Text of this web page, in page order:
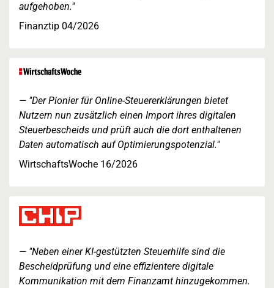
aufgehoben."
Finanztip 04/2026
"Der Pionier für Online-Steuererklärungen bietet
Nutzern nun zusätzlich einen Import ihres digitalen
Steuerbescheids und prüft auch die dort enthaltenen
Daten automatisch auf Optimierungspotenzial."
WirtschaftsWoche 16/2026
"Neben einer KI-gestützten Steuerhilfe sind die
Bescheidprüfung und eine effizientere digitale
Kommunikation mit dem Finanzamt hinzugekommen.